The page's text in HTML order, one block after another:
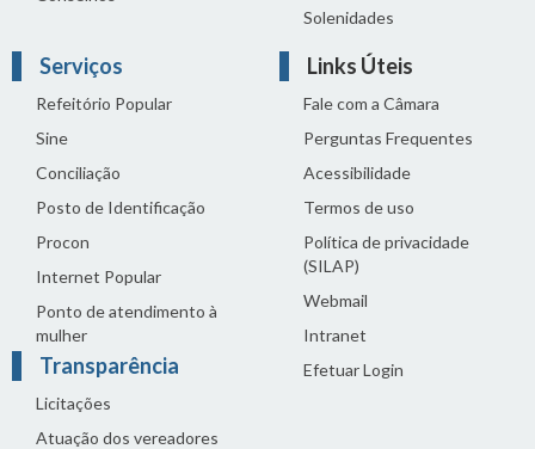
Solenidades
Serviços
Refeitório Popular
Sine
Conciliação
Posto de Identificação
Procon
Internet Popular
Ponto de atendimento à
mulher
Transparência
Licitações
Atuação dos vereadores
Links Úteis
Fale com a Câmara
Perguntas Frequentes
Acessibilidade
Termos de uso
Política de privacidade
(SILAP)
Webmail
Intranet
Efetuar Login